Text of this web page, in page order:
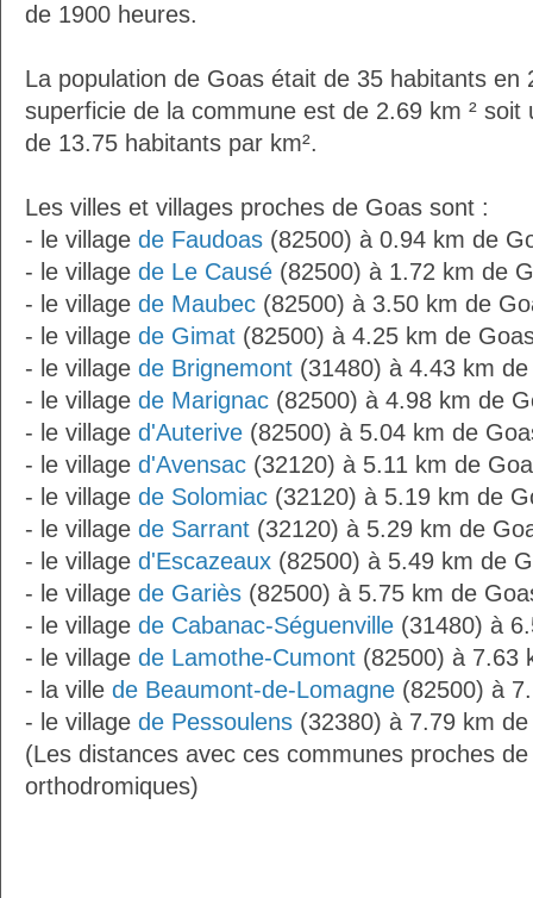
de 1900 heures.
La population de Goas était de 35 habitants en
superficie de la commune est de 2.69 km ² soit
de 13.75 habitants par km².
Les villes et villages proches de Goas sont :
- le village de Faudoas (82500) à 0.94 km de
- le village de Le Causé (82500) à 1.72 km de
- le village de Maubec (82500) à 3.50 km de
- le village de Gimat (82500) à 4.25 km de
- le village de Brignemont (31480) à 4.43 km
- le village de Marignac (82500) à 4.98 km de
- le village d'Auterive (82500) à 5.04 km de
- le village d'Avensac (32120) à 5.11 km de
- le village de Solomiac (32120) à 5.19 km de
- le village de Sarrant (32120) à 5.29 km de
- le village d'Escazeaux (82500) à 5.49 km de
- le village de Gariès (82500) à 5.75 km de
- le village de Cabanac-Séguenville (31480) à
- le village de Lamothe-Cumont (82500) à 7.63
- la ville de Beaumont-de-Lomagne (82500) à
- le village de Pessoulens (32380) à 7.79 km
(Les distances avec ces communes proches
orthodromiques)